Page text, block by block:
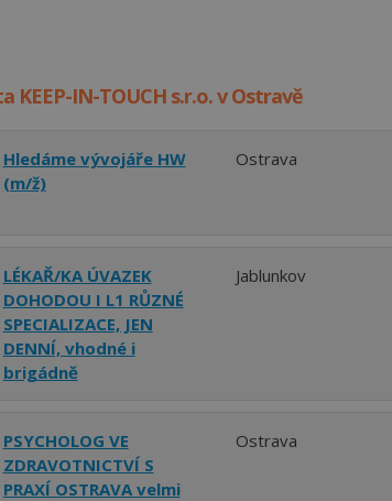
KEEP-IN-TOUCH s.r.o. v Ostravě
Hledáme vývojáře HW
(m/ž)
Ostrava
LÉKAŘ/KA ÚVAZEK
DOHODOU I L1 RŮZNÉ
SPECIALIZACE, JEN
DENNÍ, vhodné i
brigádně
Jablunkov
PSYCHOLOG VE
ZDRAVOTNICTVÍ S
PRAXÍ OSTRAVA velmi
Ostrava